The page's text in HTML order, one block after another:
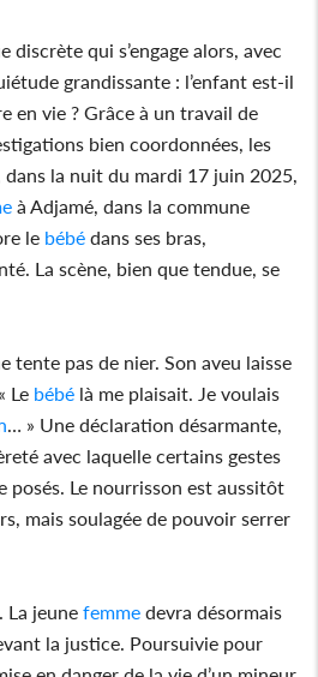
discrète qui s’engage alors, avec
grandissante : l’enfant est-il
en vie ? Grâce à un travail de
bien coordonnées, les
la nuit du mardi 17 juin 2025,
à Adjamé, dans la commune
le bébé dans ses bras,
La scène, bien que tendue, se
tente pas de nier. Son aveu laisse
Le bébé là me plaisait. Je voulais
… » Une déclaration désarmante,
avec laquelle certains gestes
posés. Le nourrisson est aussitôt
mais soulagée de pouvoir serrer
La jeunefemme devra désormais
la justice. Poursuivie pour